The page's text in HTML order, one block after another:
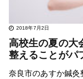
2018年7月2日
高校生の夏の大
整えることがパ
奈良市のあすか鍼灸